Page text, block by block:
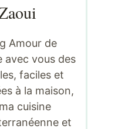
Amour de
avec vous des
faciles et
à la maison,
cuisine
et